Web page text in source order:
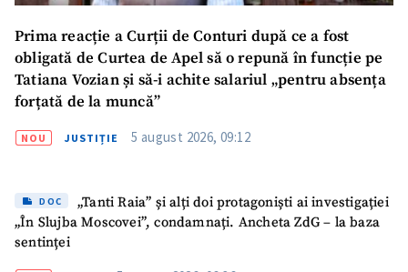
Prima reacție a Curții de Conturi după ce a fost
obligată de Curtea de Apel să o repună în funcție pe
Tatiana Vozian și să-i achite salariul „pentru absența
forțată de la muncă”
NOU JUSTIȚIE 5 august 2026, 09:12
DOC
„Tanti Raia” și alți doi protagoniști ai investigației
„În Slujba Moscovei”, condamnați. Ancheta ZdG – la baza
sentinței